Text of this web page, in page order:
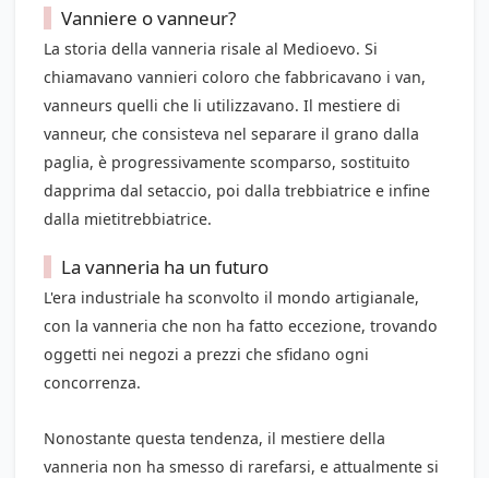
Vanniere o vanneur?
La storia della vanneria risale al Medioevo. Si
chiamavano vannieri coloro che fabbricavano i van,
vanneurs quelli che li utilizzavano. Il mestiere di
vanneur, che consisteva nel separare il grano dalla
paglia, è progressivamente scomparso, sostituito
dapprima dal setaccio, poi dalla trebbiatrice e infine
dalla mietitrebbiatrice.
La vanneria ha un futuro
L'era industriale ha sconvolto il mondo artigianale,
con la vanneria che non ha fatto eccezione, trovando
oggetti nei negozi a prezzi che sfidano ogni
concorrenza.
Nonostante questa tendenza, il mestiere della
vanneria non ha smesso di rarefarsi, e attualmente si